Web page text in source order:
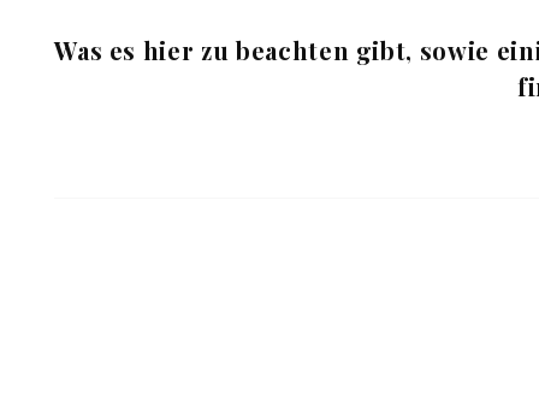
Was es hier zu beachten gibt, sowie